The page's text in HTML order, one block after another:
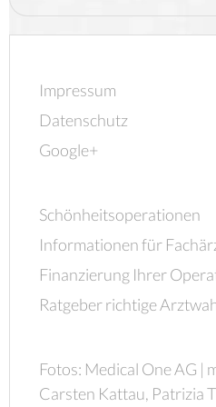
Impressum
Datenschutz
Google+
Schönheitsoperationen
Informationen für
Finanzierung Ihrer
Ratgeber richtige
Fotos: Medical One AG |
Carsten Kattau, Patrizia